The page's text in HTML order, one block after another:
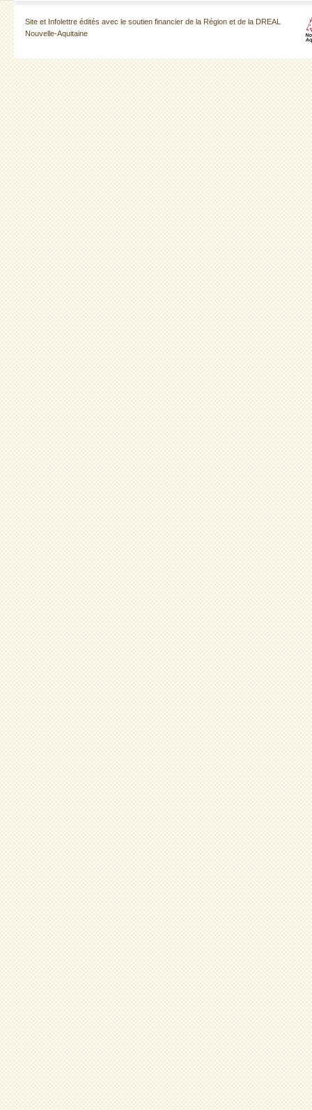
Site et Infolettre édités avec le soutien financier de la Région et de la DREAL
Nouvelle-Aquitaine